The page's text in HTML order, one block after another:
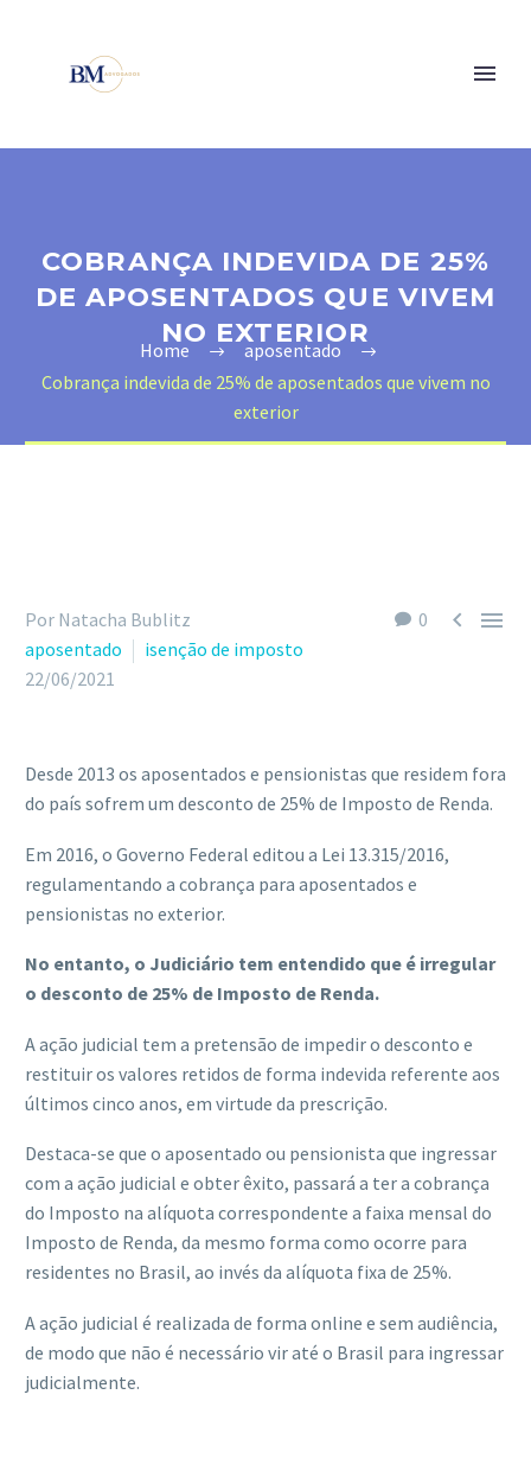
COBRANÇA INDEVIDA DE 25%
DE APOSENTADOS QUE VIVEM
NO EXTERIOR
Home
aposentado
Cobrança indevida de 25% de aposentados que vivem no
exterior
0  
Por Natacha Bublitz
aposentado
isenção de imposto
22/06/2021
Desde 2013 os aposentados e pensionistas que residem fora
do país sofrem um desconto de 25% de Imposto de Renda.
Em 2016, o Governo Federal editou a Lei 13.315/2016,
regulamentando a cobrança para aposentados e
pensionistas no exterior.
No entanto, o Judiciário tem entendido que é irregular
o desconto de 25% de Imposto de Renda.
A ação judicial tem a pretensão de impedir o desconto e
restituir os valores retidos de forma indevida referente aos
últimos cinco anos, em virtude da prescrição.
Destaca-se que o aposentado ou pensionista que ingressar
com a ação judicial e obter êxito, passará a ter a cobrança
do Imposto na alíquota correspondente a faixa mensal do
Imposto de Renda, da mesmo forma como ocorre para
residentes no Brasil, ao invés da alíquota fixa de 25%.
A ação judicial é realizada de forma online e sem audiência,
de modo que não é necessário vir até o Brasil para ingressar
judicialmente.